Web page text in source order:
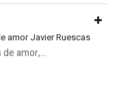
amor Javier Ruescas
amor,...